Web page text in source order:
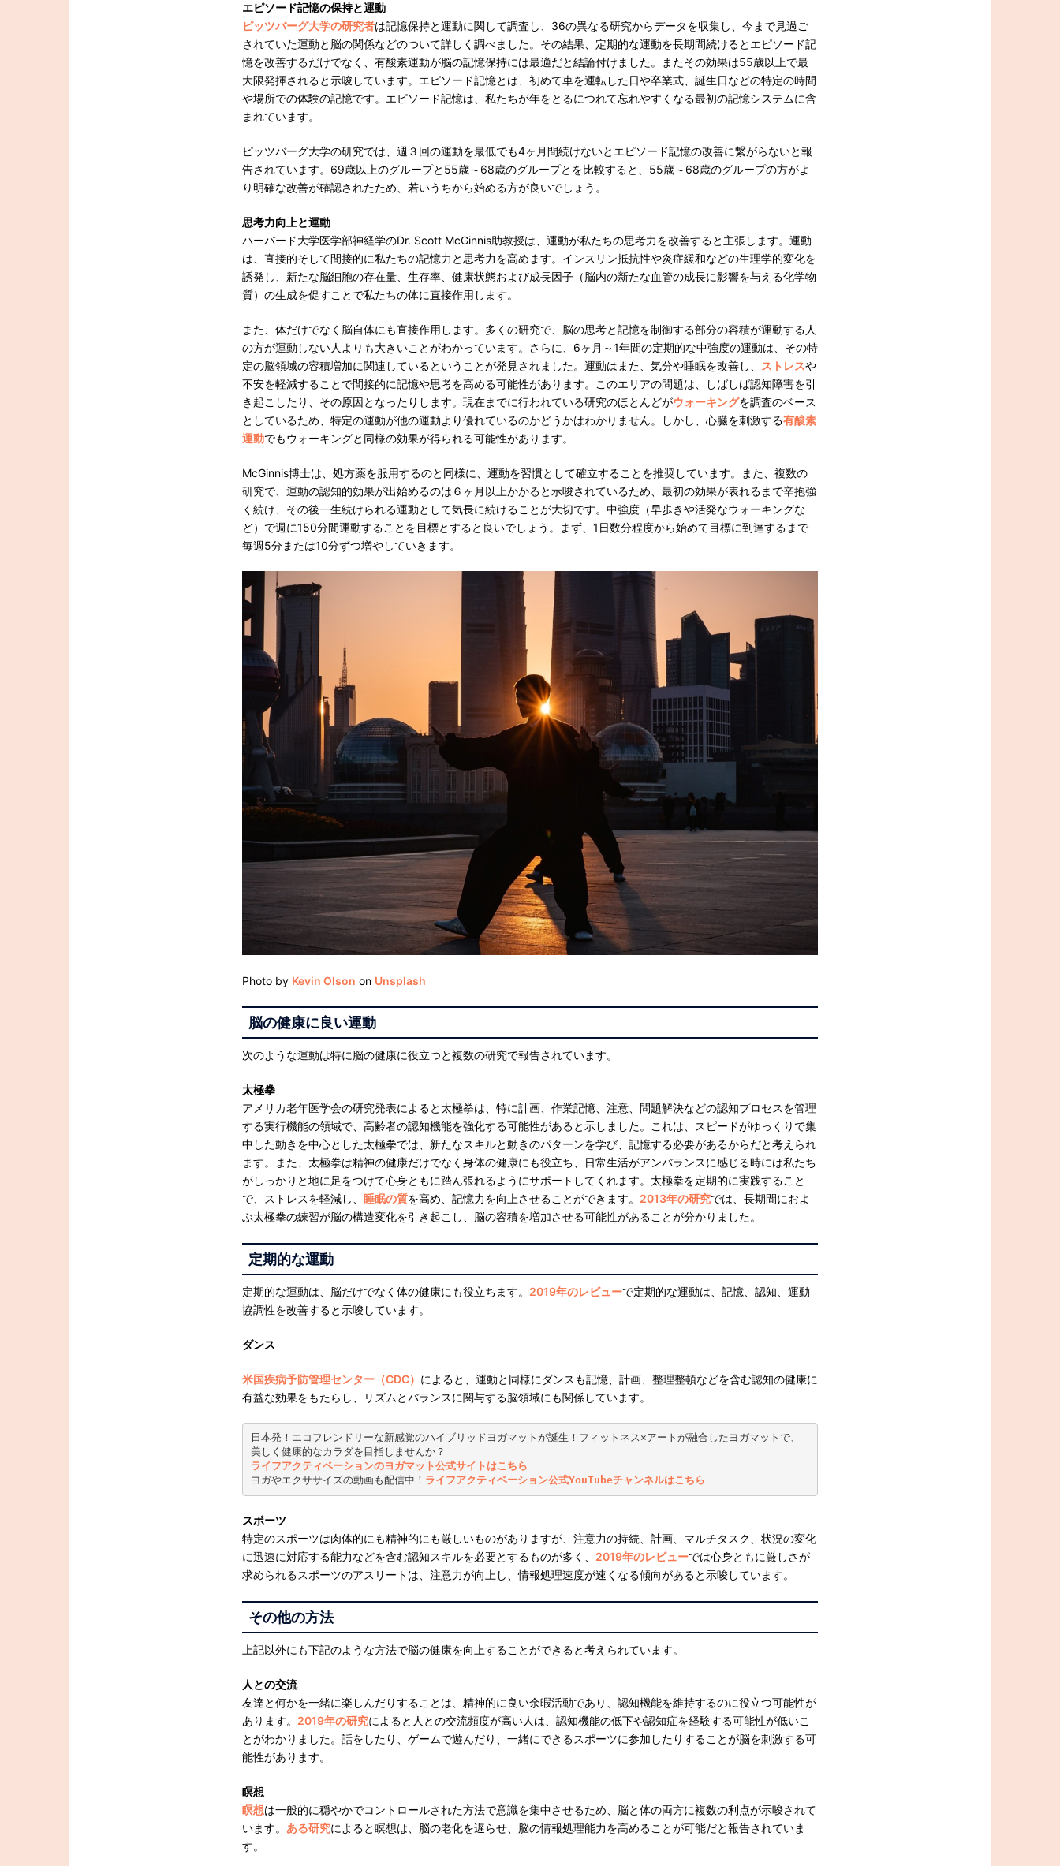
エピソード記憶の保持と運動
ピッツバーグ大学の研究者は記憶保持と運動に関して調査し、36の異なる研究からデータを収集し、今まで見過ご
されていた運動と脳の関係などのついて詳しく調べました。その結果、定期的な運動を長期間続けるとエピソード記
憶を改善するだけでなく、有酸素運動が脳の記憶保持には最適だと結論付けました。またその効果は55歳以上で最
大限発揮されると示唆しています。エピソード記憶とは、初めて車を運転した日や卒業式、誕生日などの特定の時間
や場所での体験の記憶です。エピソード記憶は、私たちが年をとるにつれて忘れやすくなる最初の記憶システムに含
まれています。
ピッツバーグ大学の研究では、週３回の運動を最低でも4ヶ月間続けないとエピソード記憶の改善に繋がらないと報
告されています。69歳以上のグループと55歳～68歳のグループとを比較すると、55歳～68歳のグループの方がよ
り明確な改善が確認されたため、若いうちから始める方が良いでしょう。
思考力向上と運動
ハーバード大学医学部神経学のDr. Scott McGinnis助教授は、運動が私たちの思考力を改善すると主張します。運動
は、直接的そして間接的に私たちの記憶力と思考力を高めます。インスリン抵抗性や炎症緩和などの生理学的変化を
誘発し、新たな脳細胞の存在量、生存率、健康状態および成長因子（脳内の新たな血管の成長に影響を与える化学物
質）の生成を促すことで私たちの体に直接作用します。
また、体だけでなく脳自体にも直接作用します。多くの研究で、脳の思考と記憶を制御する部分の容積が運動する人
の方が運動しない人よりも大きいことがわかっています。さらに、6ヶ月～1年間の定期的な中強度の運動は、その特
定の脳領域の容積増加に関連しているということが発見されました。運動はまた、気分や睡眠を改善し、
ストレスや
不安を軽減することで間接的に記憶や思考を高める可能性があります。このエリアの問題は、しばしば認知障害を引
き起こしたり、その原因となったりします。現在までに行われている研究のほとんどがウォーキングを調査のベース
としているため、特定の運動が他の運動より優れているのかどうかはわかりません。しかし、心臓を刺激する有酸素
運動でもウォーキングと同様の効果が得られる可能性があります。
McGinnis博士は、処方薬を服用するのと同様に、運動を習慣として確立することを推奨しています。また、複数の
研究で、運動の認知的効果が出始めるのは６ヶ月以上かかると示唆されているため、最初の効果が表れるまで辛抱強
く続け、その後一生続けられる運動として気長に続けることが大切です。中強度（早歩きや活発なウォーキングな
ど）で週に150分間運動することを目標とすると良いでしょう。まず、1日数分程度から始めて目標に到達するまで
毎週5分または10分ずつ増やしていきます。
Photo by Kevin Olson on Unsplash
脳の健康に良い運動
次のような運動は特に脳の健康に役立つと複数の研究で報告されています。
太極拳
アメリカ老年医学会の研究発表によると太極拳は、特に計画、作業記憶、注意、問題解決などの認知プロセスを管理
する実行機能の領域で、高齢者の認知機能を強化する可能性があると示しました。これは、スピードがゆっくりで集
中した動きを中心とした太極拳では、新たなスキルと動きのパターンを学び、記憶する必要があるからだと考えられ
ます。また、太極拳は精神の健康だけでなく身体の健康にも役立ち、日常生活がアンバランスに感じる時には私たち
がしっかりと地に足をつけて心身ともに踏ん張れるようにサポートしてくれます。太極拳を定期的に実践すること
で、ストレスを軽減し、 睡眠の質を高め、記憶力を向上させることができます。 2013年の研究では、長期間におよ
ぶ太極拳の練習が脳の構造変化を引き起こし、脳の容積を増加させる可能性があることが分かりました。
定期的な運動
定期的な運動は、脳だけでなく体の健康にも役立ちます。 2019年のレビューで定期的な運動は、記憶、認知、運動
協調性を改善すると示唆しています。
ダンス
米国疾病予防管理センター（CDC） によると、運動と同様にダンスも記憶、計画、整理整頓などを含む認知の健康に
有益な効果をもたらし、リズムとバランスに関与する脳領域にも関係しています。
日本発！エコフレンドリーな新感覚のハイブリッドヨガマットが誕生！フィットネス×アートが融合したヨガマットで、
美しく健康的なカラダを目指しませんか？
ライフアクティベーションのヨガマット公式サイトはこちら
ヨガやエクササイズの動画も配信中！ ライフアクティベーション公式YouTubeチャンネルはこちら
スポーツ
特定のスポーツは肉体的にも精神的にも厳しいものがありますが、注意力の持続、計画、マルチタスク、状況の変化
に迅速に対応する能力などを含む認知スキルを必要とするものが多く、 2019年のレビューでは心身ともに厳しさが
求められるスポーツのアスリートは、注意力が向上し、情報処理速度が速くなる傾向があると示唆しています。
その他の方法
上記以外にも下記のような方法で脳の健康を向上することができると考えられています。
人との交流
友達と何かを一緒に楽しんだりすることは、精神的に良い余暇活動であり、認知機能を維持するのに役立つ可能性が
あります。 2019年の研究によると人との交流頻度が高い人は、認知機能の低下や認知症を経験する可能性が低いこ
とがわかりました。話をしたり、ゲームで遊んだり、一緒にできるスポーツに参加したりすることが脳を刺激する可
能性があります。
瞑想
瞑想は一般的に穏やかでコントロールされた方法で意識を集中させるため、脳と体の両方に複数の利点が示唆されて
います。 ある研究によると瞑想は、脳の老化を遅らせ、脳の情報処理能力を高めることが可能だと報告されていま
す。